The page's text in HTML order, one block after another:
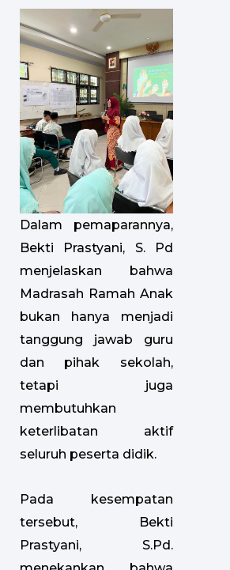
Dalam pemaparannya,
Bekti Prastyani, S. Pd
menjelaskan bahwa
Madrasah Ramah Anak
bukan hanya menjadi
tanggung jawab guru
dan pihak sekolah,
tetapi juga
membutuhkan
keterlibatan aktif
seluruh peserta didik.
Pada kesempatan
tersebut, Bekti
Prastyani, S.Pd.